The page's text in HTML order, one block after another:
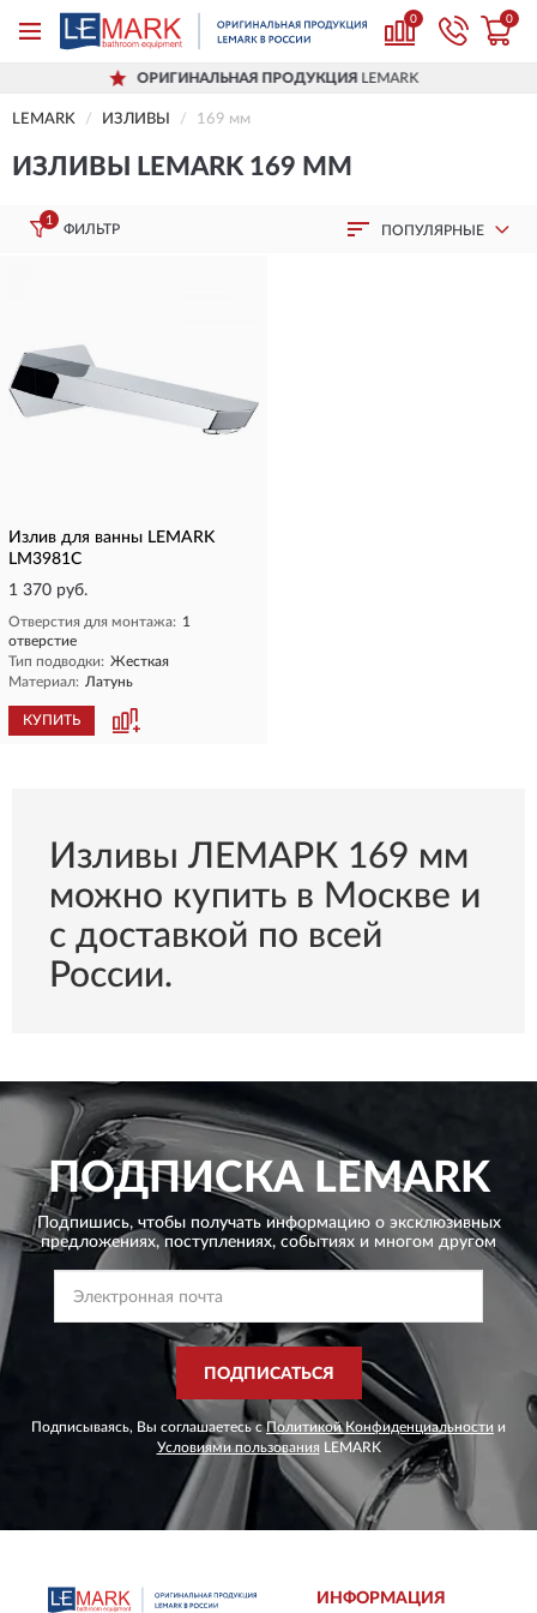
0 0
ОРИГИНАЛЬНАЯ ПРОДУКЦИЯLEMARK
LEMARK ИЗЛИВЫ 169 мм
ИЗЛИВЫ LEMARK 169 ММ
1
ФИЛЬТР ПОПУЛЯРНЫЕ
Излив для ванны LEMARK
LM3981C
1 370 руб.
Отверстия для монтажа: 1
отверстие
Тип подводки: Жесткая
Материал: Латунь
КУПИТЬ
Изливы ЛЕМАРК 169 мм
можно купить в Москве и
с доставкой по всей
России.
ПОДПИСКАLEMARK
Подпишись, чтобы получать информацию о эксклюзивных
предложениях, поступлениях, событиях и многом другом
ПОДПИСАТЬСЯ
Подписываясь, Вы соглашаетесь сПолитикой Конфиденциальности и
Условиями пользования LEMARK
ИНФОРМАЦИЯ